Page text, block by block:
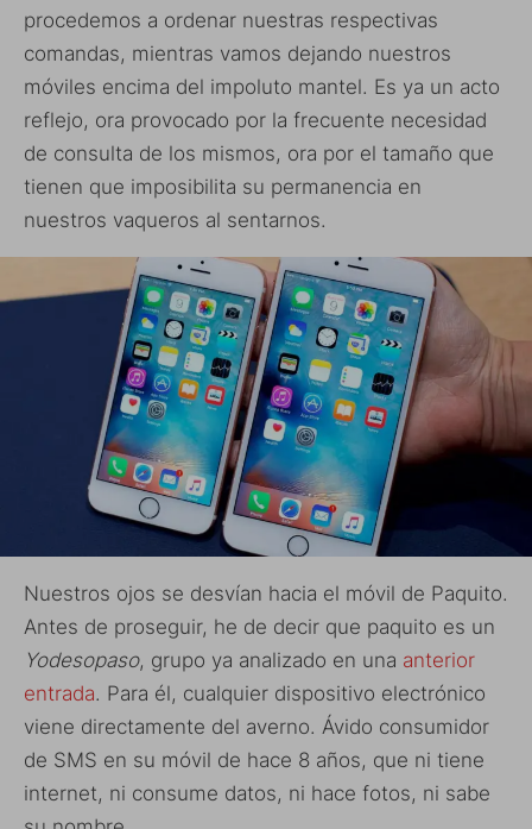
procedemos a ordenar nuestras respectivas
comandas, mientras vamos dejando nuestros
móviles encima del impoluto mantel. Es ya un acto
reflejo, ora provocado por la frecuente necesidad
de consulta de los mismos, ora por el tamaño que
tienen que imposibilita su permanencia en
nuestros vaqueros al sentarnos.
Nuestros ojos se desvían hacia el móvil de Paquito.
Antes de proseguir, he de decir que paquito es un
Yodesopaso, grupo ya analizado en una anterior
entrada. Para él, cualquier dispositivo electrónico
viene directamente del averno. Ávido consumidor
de SMS en su móvil de hace 8 años, que ni tiene
internet, ni consume datos, ni hace fotos, ni sabe